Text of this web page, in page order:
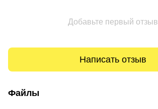
Добавьте первый отзыв
Написать отзыв
Файлы